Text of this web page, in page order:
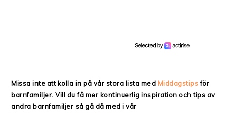
Missa inte att kolla in på vår stora lista med Middagstipsför
barnfamiljer. Vill du få mer kontinuerlig inspiration och tips av
andra barnfamiljer så gå då med i vår